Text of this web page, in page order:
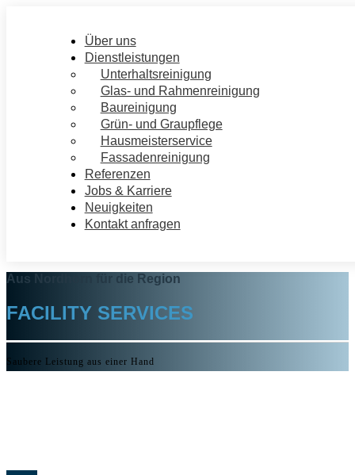
Über uns
Dienstleistungen
Unterhaltsreinigung
Glas‑ und Rahmenreinigung
Baureinigung
Grün- und Graupflege
Hausmeisterservice
Fassadenreinigung
Referenzen
Jobs & Karriere
Neuigkeiten
Kontakt anfragen
Aus Nordhorn für die Region
FACILITY SERVICES
Saubere Leistung aus einer Hand